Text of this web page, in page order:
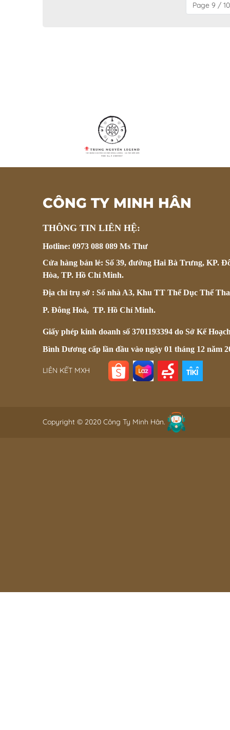
Page 9 / 10
CÔNG TY MINH HÂN
THÔNG TIN LIÊN HỆ:
Hotline: 0973 088 089 Ms Thư
Cửa hàng bán lẻ: Số 39, đường Hai Bà Trưng, KP.
Hòa, TP. Hồ Chí Minh.
Địa chỉ trụ sở : Số nhà A3, Khu TT Thể Dục Thể
P. Đông Hoà, TP. Hồ Chí Minh.
Giấy phép kinh doanh số 3701193394 do Sở Kế
Bình Dương cấp lần đầu vào ngày 01 tháng 12 năm
LIÊN KẾT MXH
Copyright © 2020 Công Ty Minh Hân.